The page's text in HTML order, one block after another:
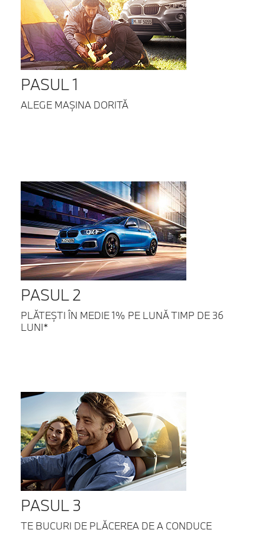
PASUL 1
ALEGE MAȘINA DORITĂ
PASUL 2
PLĂTEȘTI ÎN MEDIE 1% PE LUNĂ TIMP DE 36
LUNI*
PASUL 3
TE BUCURI DE PLĂCEREA DE A CONDUCE